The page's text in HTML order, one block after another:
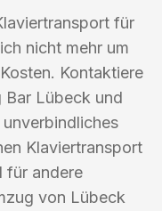
für
nicht mehr um
Kontaktiere
Bar Lübeck und
Klaviertransport
für andere
von Lübeck